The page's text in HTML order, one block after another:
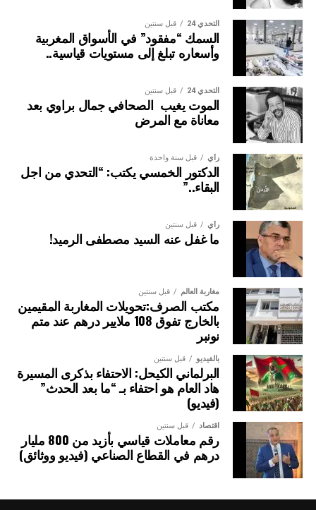
التحدي 24 قبل سنتين
السمك “مفقود” في الأسواق المغربية
وأسعاره تبلغ إلى مستويات قياسية..
التحدي 24 قبل سنتين
الموت يغيب الصحافي جمال براوي بعد
معاناة مع المرض
رأي قبل سنة واحدة
الدكتور الخمسي يكتب: “التحدي من اجل
البقاء..”
رأي قبل سنتين
ما غفل عنه السيد مصطفى الرميد!
مغاربة العالم قبل سنتين
مكتب الصرف:تحويلات المغاربة المقيمين
بالخارج تفوق 108 ملايير درهم عند متم
نونبر
بالفيديو قبل سنتين
البرلماني الكيحل: الاحتفاء بذكرى المسيرة
هاد العام هو احتفاء بـ “ما بعد الحدث”
(فيديو)
اقتصاد قبل سنتين
رقم معاملات قياسي بأزيد من 800 مليار
درهم في القطاع الصناعي (فيديو ووثائق)